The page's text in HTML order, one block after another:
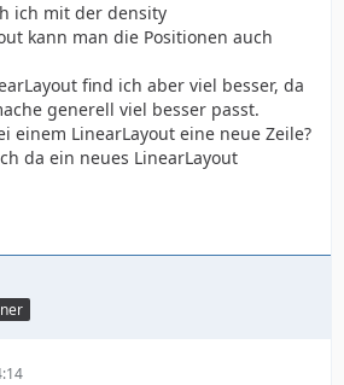
ich mit der density
kann man die Positionen auch
find ich aber viel besser, da
generell viel besser passt.
einem LinearLayout eine neue Zeile?
da ein neues LinearLayout